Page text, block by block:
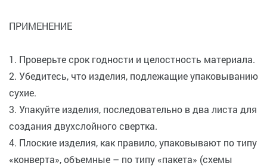
ПРИМЕНЕНИЕ
1. Проверьте срок годности и целостность материала.
2. Убедитесь, что изделия, подлежащие упаковыванию
сухие.
3. Упакуйте изделия, последовательно в два листа для
создания двухслойного свертка.
4. Плоские изделия, как правило, упаковывают по типу
«конверта», объемные – по типу «пакета» (схемы